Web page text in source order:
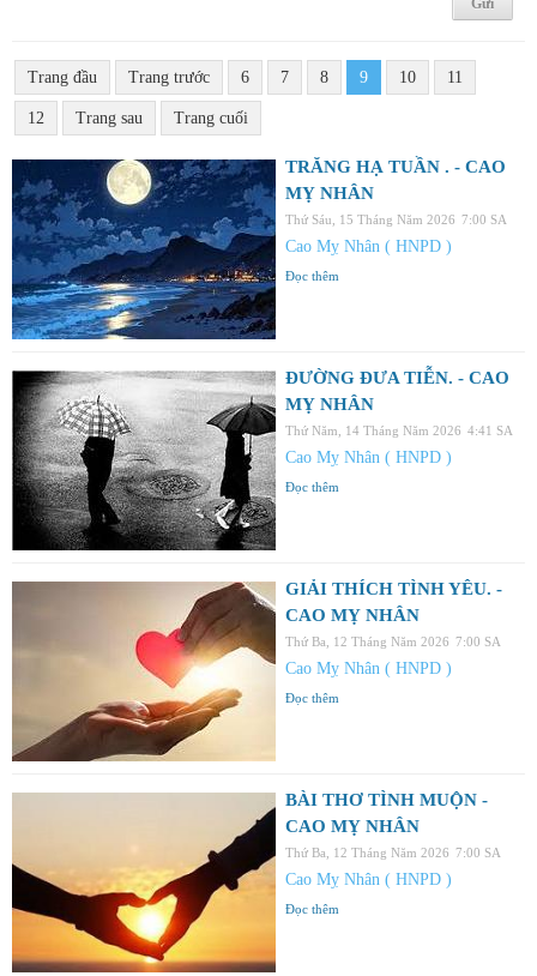
Trang đầu Trang trước 6 7 8 9 10 11
12 Trang sau Trang cuối
TRĂNG HẠ TUẦN . - CAO
MỴ NHÂN
Thứ Sáu, 15 Tháng Năm 2026 7:00 SA
Cao Mỵ Nhân ( HNPD )
Đọc thêm
ĐƯỜNG ĐƯA TIỄN. - CAO
MỴ NHÂN
Thứ Năm, 14 Tháng Năm 2026 4:41 SA
Cao Mỵ Nhân ( HNPD )
Đọc thêm
GIẢI THÍCH TÌNH YÊU. -
CAO MỴ NHÂN
Thứ Ba, 12 Tháng Năm 2026 7:00 SA
Cao Mỵ Nhân ( HNPD )
Đọc thêm
BÀI THƠ TÌNH MUỘN -
CAO MỴ NHÂN
Thứ Ba, 12 Tháng Năm 2026 7:00 SA
Cao Mỵ Nhân ( HNPD )
Đọc thêm